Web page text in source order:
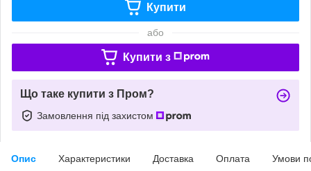
Купити
або
Купити з
Що таке купити з Пром?
Замовлення під захистом
Опис Характеристики Доставка Оплата Умови